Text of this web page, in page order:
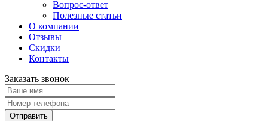
Вопрос-ответ
Полезные статьи
О компании
Отзывы
Скидки
Контакты
Заказать звонок
Отправить